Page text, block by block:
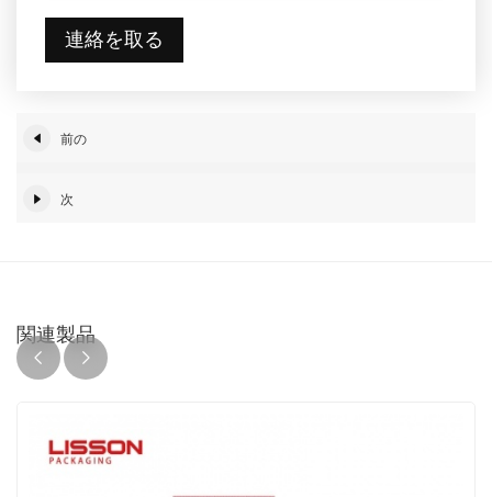
連絡を取る
前の
次
関連製品